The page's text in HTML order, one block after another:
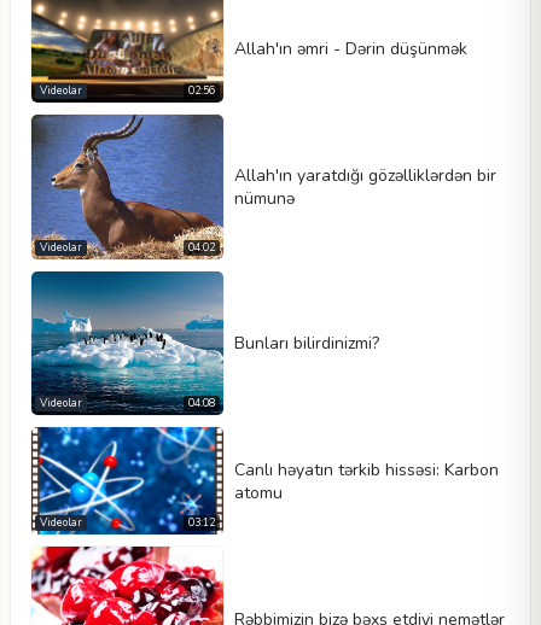
02:56
Videolar
Allah'ın əmri - Dərin düşünmək
04:02
Videolar
Allah'ın yaratdığı gözəlliklərdən bir
nümunə
04:08
Videolar
Bunları bilirdinizmi?
03:12
Videolar
Canlı həyatın tərkib hissəsi: Karbon
atomu
Rəbbimizin bizə bəxş etdiyi nemətlər